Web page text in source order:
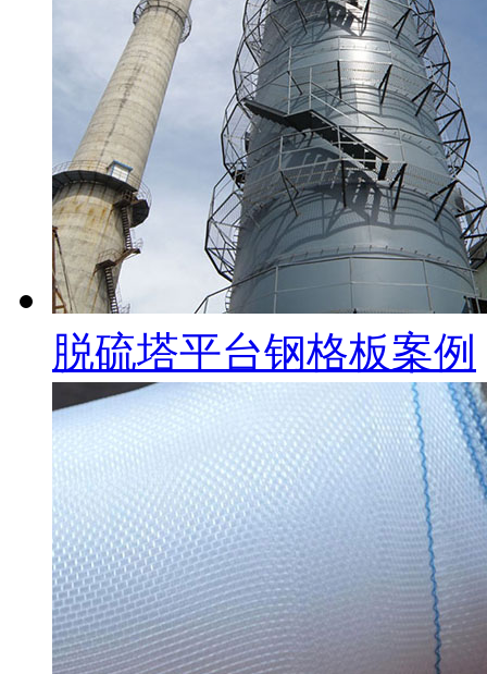
脱硫塔平台钢格板案例